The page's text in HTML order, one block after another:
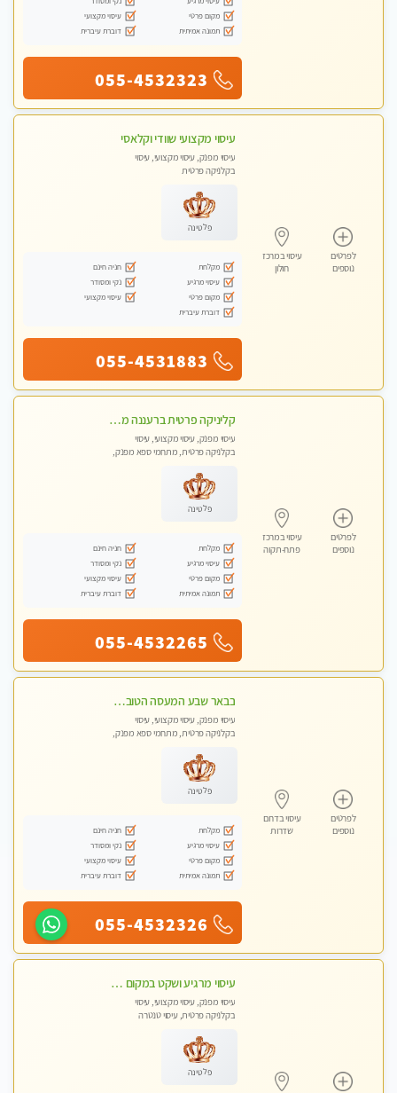
מקום פרטי
עיסוי מקצועי
תמונה אמיתית
דוברת עיברית
055-4532323
לפרטים
נוספים
עיסוי במרכז
חולון
עיסוי מקצועי שוודי וקלאסי
עיסוי מפנק, עיסוי מקצועי, עיסוי
בקלניקה פרטית
פלטינה
מקלחת
חניה חינם
עיסוי מרגיע
נקי ומסודר
מקום פרטי
עיסוי מקצועי
דוברת עיברית
055-4531883
לפרטים
נוספים
עיסוי במרכז
פתח-תקוה
קליניקה פרטית ברעננה מעסה איכותית לעיסוי מקצועי ומפנק לכל שרירי הגוף...
עיסוי מפנק, עיסוי מקצועי, עיסוי
בקלניקה פרטית, מתחמי ספא מפנק,
פלטינה
מקלחת
חניה חינם
עיסוי מרגיע
נקי ומסודר
מקום פרטי
עיסוי מקצועי
תמונה אמיתית
דוברת עיברית
055-4532265
לפרטים
נוספים
עיסוי בדרום
שדרות
בבאר שבע המעסה הטובה בעיר..
עיסוי מפנק, עיסוי מקצועי, עיסוי
בקלניקה פרטית, מתחמי ספא מפנק,
פלטינה
מקלחת
חניה חינם
עיסוי מרגיע
נקי ומסודר
מקום פרטי
עיסוי מקצועי
תמונה אמיתית
דוברת עיברית
055-4532326
עיסוי מרגיע ושקט במקום מדהים עיסוי מושקע מאוד בראשון -לציון ללא מין !! פתוח גם בשבת 10:00-23:00
עיסוי מפנק, עיסוי מקצועי, עיסוי
בקלניקה פרטית, עיסוי טנטרה
פלטינה